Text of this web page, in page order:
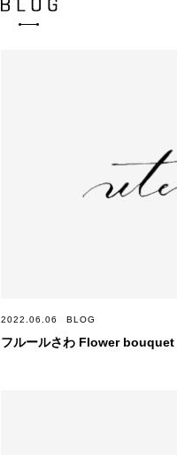
2022.06.06 BLOG
フルールさわ Flower bouquet